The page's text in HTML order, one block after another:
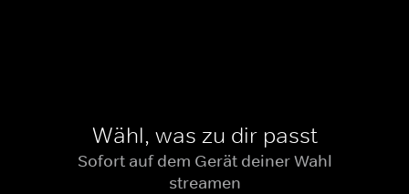
Wähl, was zu dir passt
Sofort auf dem Gerät deiner Wahl
streamen